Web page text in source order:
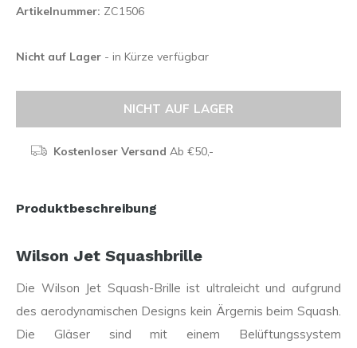
Artikelnummer: ZC1506
Nicht auf Lager - in Kürze verfügbar
NICHT AUF LAGER
Kostenloser Versand Ab €50,-
Produktbeschreibung
Wilson Jet Squashbrille
Die Wilson Jet Squash-Brille ist ultraleicht und aufgrund
des aerodynamischen Designs kein Ärgernis beim Squash.
Die Gläser sind mit einem Belüftungssystem